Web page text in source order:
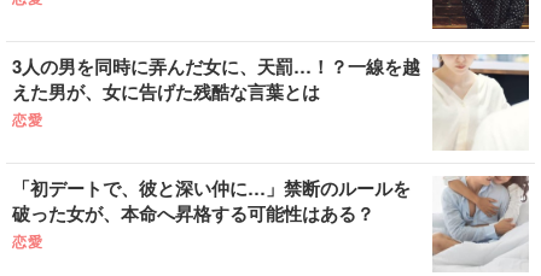
3人の男を同時に弄んだ女に、天罰…！？一線を越
えた男が、女に告げた残酷な言葉とは
恋愛
「初デートで、彼と深い仲に…」禁断のルールを
破った女が、本命へ昇格する可能性はある？
恋愛